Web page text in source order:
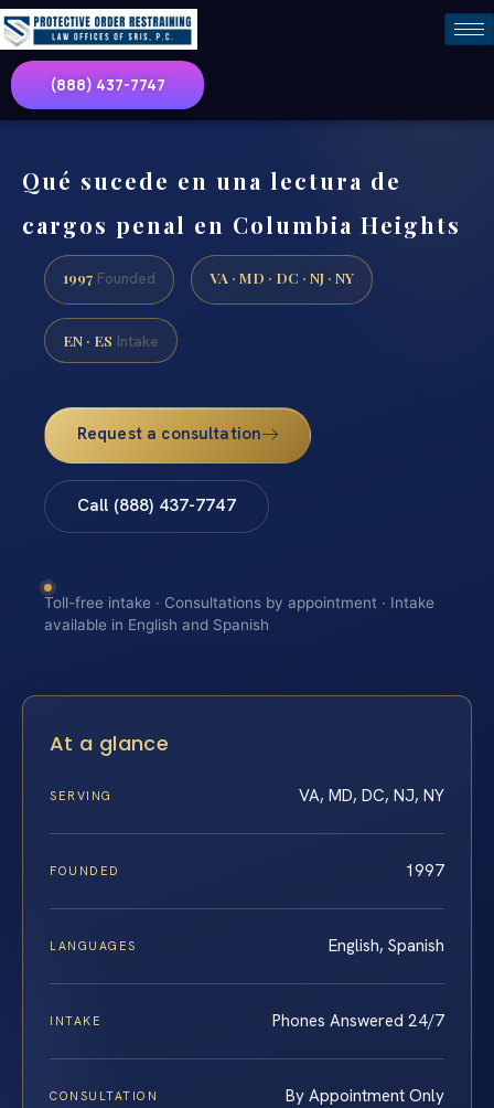
(888) 437-7747
Qué sucede en una lectura de
cargos penal en Columbia Heights
1997 Founded VA · MD · DC · NJ · NY
EN · ES Intake
Request a consultation
Call (888) 437-7747
Toll-free intake · Consultations by appointment · Intake
available in English and Spanish
At a glance
SERVING VA, MD, DC, NJ, NY
FOUNDED 1997
LANGUAGES English, Spanish
INTAKE Phones Answered 24/7
CONSULTATION By Appointment Only